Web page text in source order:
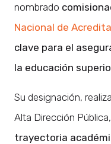
nombrado
Nacional de
clave para el
la educación
Su designación,
Alta Dirección
trayectoria